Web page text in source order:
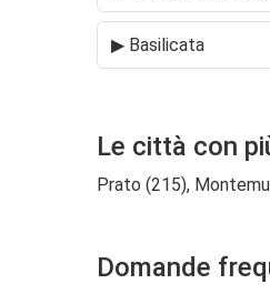
▶ Basilicata
Le città con
Prato (215),
Domande